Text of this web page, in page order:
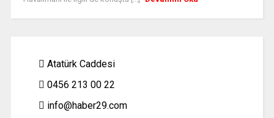
Atatürk Caddesi
0456 213 00 22
info@haber29.com